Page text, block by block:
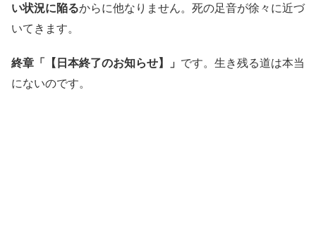
い状況に陥るからに他なりません。死の足音が徐々に近づ
いてきます。
終章「【日本終了のお知らせ】」 です。生き残る道は本当
にないのです。